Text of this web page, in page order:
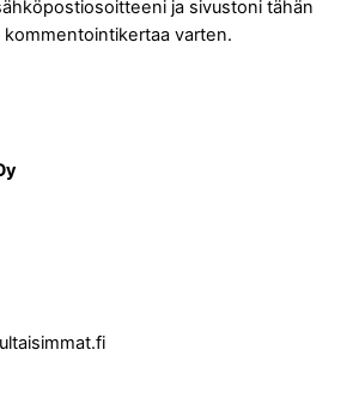
ja sivustoni tähän
kommentointikertaa varten.